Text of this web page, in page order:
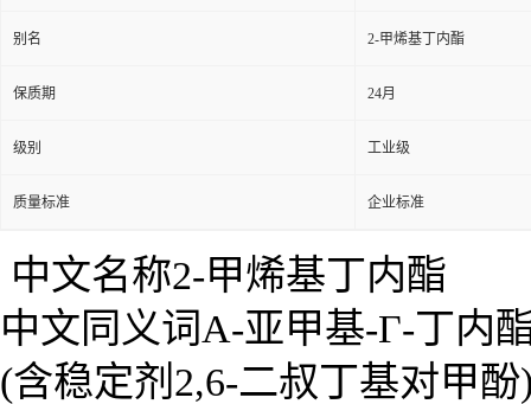
别名 2-甲烯基丁内酯
保质期 24月
级别 工业级
质量标准 企业标准
中文名称2-甲烯基丁内酯
中文同义词Α-亚甲基-Γ-丁内
(含稳定剂2,6-二叔丁基对甲